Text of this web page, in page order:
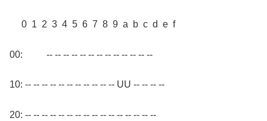
0 1 2 3 4 5 6 7 8 9 a b c d e f
00: -- -- -- -- -- -- -- -- -- -- -- -- --
10: -- -- -- -- -- -- -- -- -- -- -- UU -- -- -- --
20: -- -- -- -- -- -- -- -- -- -- -- -- -- -- -- --